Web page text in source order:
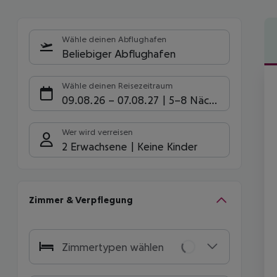
Wähle deinen Abflughafen
Beliebiger Abflughafen
Wähle deinen Reisezeitraum
09.08.26 – 07.08.27 5-8 Nächte
Wer wird verreisen
2 Erwachsene Keine Kinder
Zimmer & Verpflegung
Zimmertypen wählen